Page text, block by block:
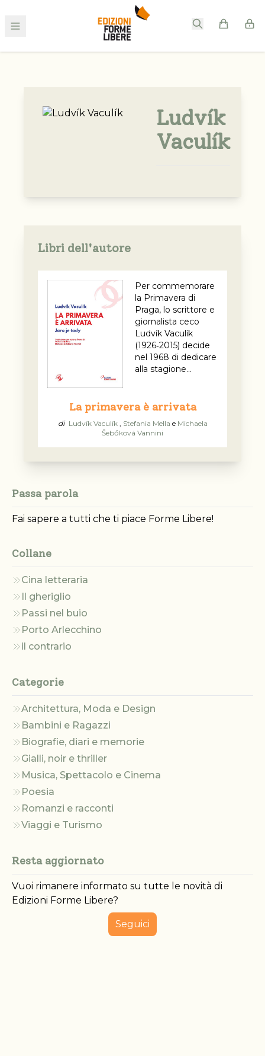
Passa parola
Fai sapere a tutti che ti piace Forme Libere!
Collane
Cina letteraria
Il gheriglio
Passi nel buio
Porto Arlecchino
il contrario
Categorie
Architettura, Moda e Design
Bambini e Ragazzi
Biografie, diari e memorie
Gialli, noir e thriller
Musica, Spettacolo e Cinema
Poesia
Romanzi e racconti
Viaggi e Turismo
Resta aggiornato
Vuoi rimanere informato su tutte le novità di
Edizioni Forme Libere?
Seguici
Ludvík
Vaculík
Libri dell'autore
Per commemorare
la Primavera di
Praga, lo scrittore e
giornalista ceco
Ludvík Vaculík
(1926‑2015) decide
nel 1968 di dedicare
alla stagione...
La primavera è arrivata
di Ludvík Vaculík Stefania Mella e Michaela
Šebőková Vannini